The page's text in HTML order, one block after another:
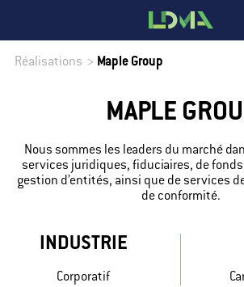
Réalisations > Maple Group
MAPLE
Nous sommes les leaders du marché
services juridiques, fiduciaires, de
gestion d’entités, ainsi que de services
de conformité.
INDUSTRIE
Corporatif